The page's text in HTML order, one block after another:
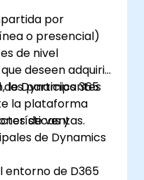
e impulsar el
por
o presencial)
de nivel
deseen adquirir
Dynamics 365
la plataforma
de ventas.
los participantes
y
de Dynamics
entorno de D365